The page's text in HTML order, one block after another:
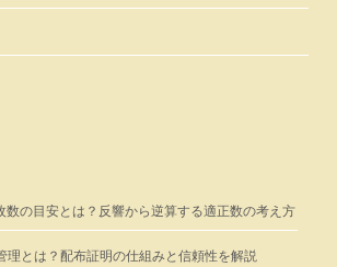
数の目安とは？反響から逆算する適正数の考え方
理とは？配布証明の仕組みと信頼性を解説